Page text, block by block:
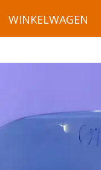
WINKELWAGEN